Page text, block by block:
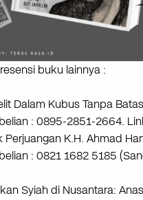
buku lainnya :
Dalam Kubus Tanpa
: 0895-2851-2664.
Perjuangan K.H. Ahmad
: 0821 1682 5185
Syiah di Nusantara: